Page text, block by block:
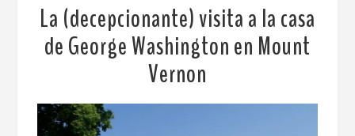
La (decepcionante) visita a la casa
de George Washington en Mount
Vernon